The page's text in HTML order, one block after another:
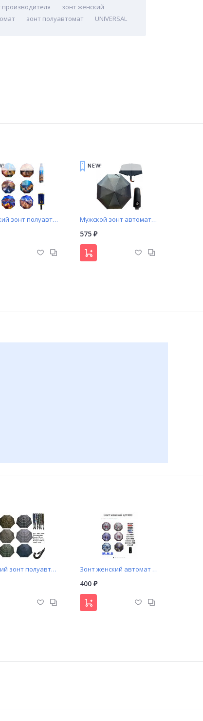
зонт женский
зонт полуавтомат UNIVERSAL
Женский зонт полуавтомат столицы (517)
NEW!
Мужской зонт автомат черный с вставкой под дерево
575₽
Детский зонт полуавтомат арт. K406 Universal Зонт женский автомат арт. 480 M.N.S
400₽